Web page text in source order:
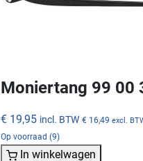
Moniertang 99 00
€ 19,95 incl. BTW € 16,49 excl.
Op voorraad (9)
In winkelwagen